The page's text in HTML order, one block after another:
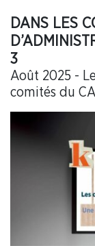
DANS LES
3
Août 2025 -
comités du